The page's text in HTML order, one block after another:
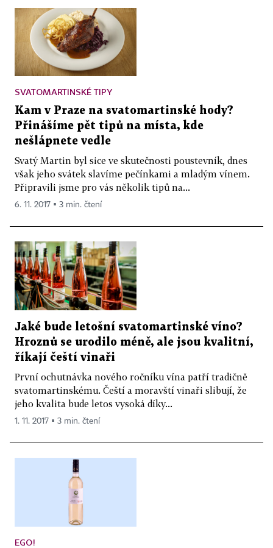
SVATOMARTINSKÉ TIPY
Kam v Praze na svatomartinské hody?
Přinášíme pět tipů na místa, kde
nešlápnete vedle
Svatý Martin byl sice ve skutečnosti poustevník, dnes
však jeho svátek slavíme pečínkami a mladým vínem.
Připravili jsme pro vás několik tipů na...
6. 11. 2017 ▪ 3 min. čtení
Jaké bude letošní svatomartinské víno?
Hroznů se urodilo méně, ale jsou kvalitní,
říkají čeští vinaři
První ochutnávka nového ročníku vína patří tradičně
svatomartinskému. Čeští a moravští vinaři slibují, že
jeho kvalita bude letos vysoká díky...
1. 11. 2017 ▪ 3 min. čtení
EGO!